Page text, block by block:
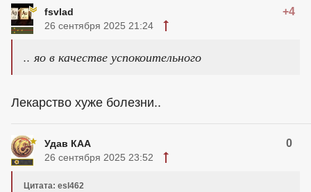
fsvlad +4
26 сентября 2025 21:24
.. яо в качестве успокоительного
Лекарство хуже болезни..
Удав КАА 0
26 сентября 2025 23:52
Цитата: esl462